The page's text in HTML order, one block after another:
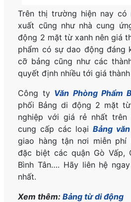
Trên thị trường hiện nay có
xuất cũng như nhà cung
động 2 mặt từ xanh nên giá
phẩm có sự dao động đáng
cỡ bảng cũng như các
quyết định nhiều tới giá
Công ty Văn Phòng Phẩm
phối Bảng di động 2 mặt
nghiệp với giá rẻ nhất
cung cấp các loại Bảng
giao hàng tận nơi miễn
đặc biệt các quận Gò Vấp,
Bình Tân…. Hãy liên hệ
nhất.
Xem thêm:Bảng từ di động